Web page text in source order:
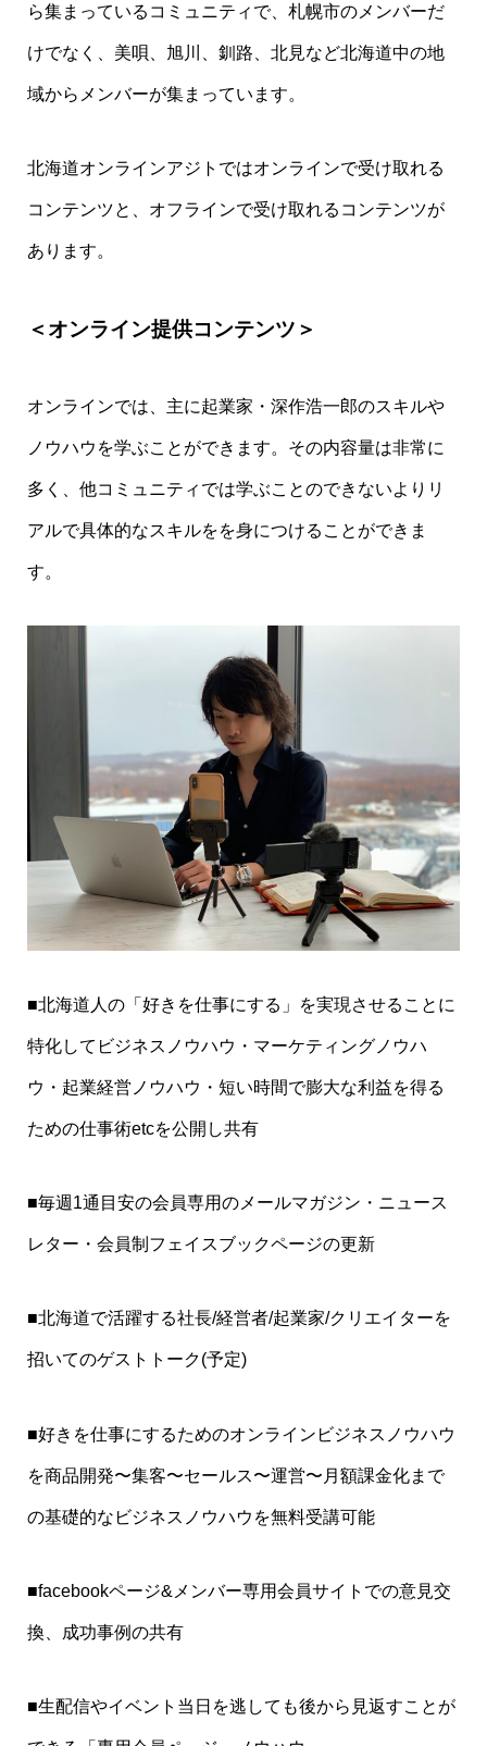
ら集まっているコミュニティで、札幌市のメンバーだ
けでなく、美唄、旭川、釧路、北見など北海道中の地
域からメンバーが集まっています。
北海道オンラインアジトではオンラインで受け取れる
コンテンツと、オフラインで受け取れるコンテンツが
あります。
＜オンライン提供コンテンツ＞
オンラインでは、主に起業家・深作浩一郎のスキルや
ノウハウを学ぶことができます。その内容量は非常に
多く、他コミュニティでは学ぶことのできないよりリ
アルで具体的なスキルをを身につけることができま
す。
■北海道人の「好きを仕事にする」を実現させることに
特化してビジネスノウハウ・マーケティングノウハ
ウ・起業経営ノウハウ・短い時間で膨大な利益を得る
ための仕事術etcを公開し共有
■毎週1通目安の会員専用のメールマガジン・ニュース
レター・会員制フェイスブックページの更新
■北海道で活躍する社長/経営者/起業家/クリエイターを
招いてのゲストトーク(予定)
■好きを仕事にするためのオンラインビジネスノウハウ
を商品開発〜集客〜セールス〜運営〜月額課金化まで
の基礎的なビジネスノウハウを無料受講可能
■facebookページ&メンバー専用会員サイトでの意見交
換、成功事例の共有
■生配信やイベント当日を逃しても後から見返すことが